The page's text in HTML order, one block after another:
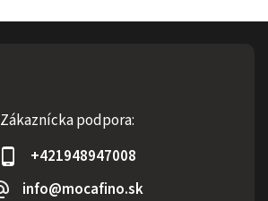
Zákaznícka podpora:
+421948947008
info@mocafino.sk